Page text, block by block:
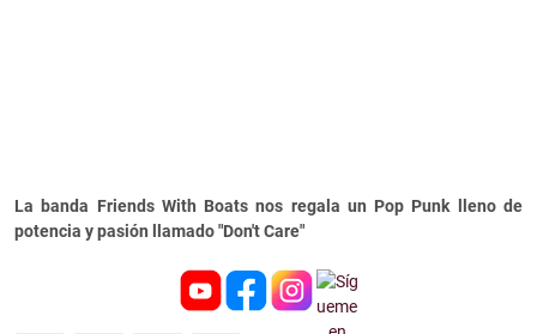
La banda Friends With Boats nos regala un Pop Punk lleno de
potencia y pasión llamado "Don't Care"